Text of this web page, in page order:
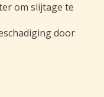
om slijtage te
door